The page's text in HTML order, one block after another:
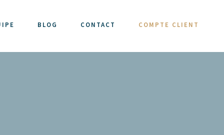
BLOG CONTACT COMPTE CLIENT